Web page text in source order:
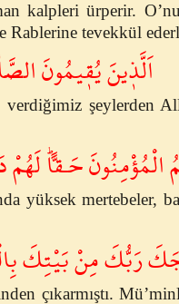
kalpleri ürperir.
Rablerine tevekkül
اَلَّذ۪ينَ يُق۪يمُونَ
şeylerden
حَـقاًّۜ
yüksek mertebeler,
رَبُّكَ مِنْ بَيْتِكَ
çıkarmıştı.